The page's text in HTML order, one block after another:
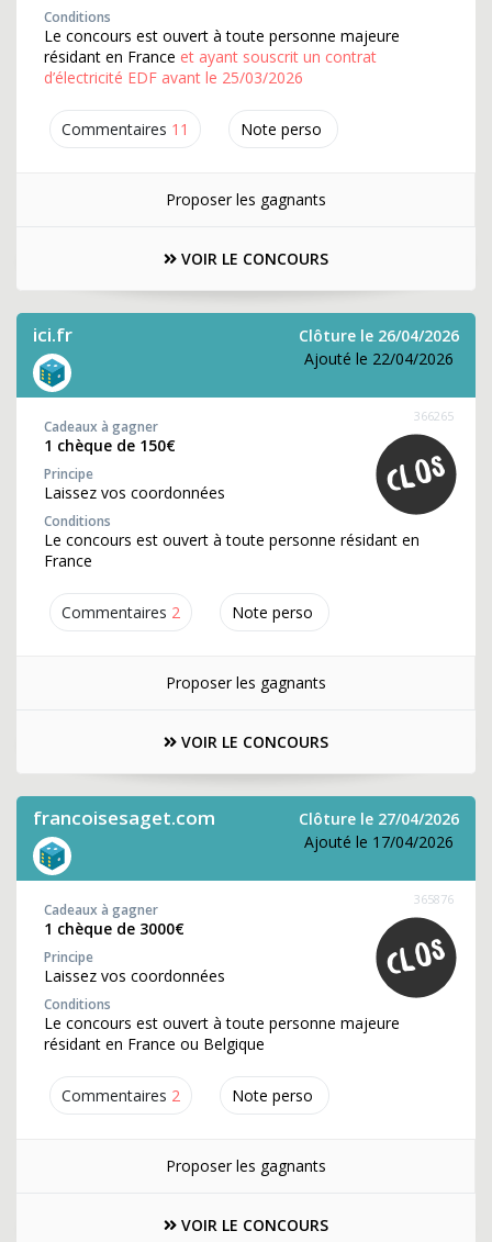
Commentaires 11 Note perso
Conditions
Le concours est ouvert à toute personne majeure
résidant en France et ayant souscrit un contrat
d’électricité EDF avant le 25/03/2026
Proposer les gagnants
VOIR LE CONCOURS
ici.fr
Clôture le 26/04/2026
Ajouté le 22/04/2026
Commentaires 2 Note perso
366265
Cadeaux à gagner
1 chèque de 150€
Principe
Laissez vos coordonnées
Conditions
Le concours est ouvert à toute personne résidant en
France
Proposer les gagnants
VOIR LE CONCOURS
francoisesaget.com
Clôture le 27/04/2026
Ajouté le 17/04/2026
Commentaires 2 Note perso
365876
Cadeaux à gagner
1 chèque de 3000€
Principe
Laissez vos coordonnées
Conditions
Le concours est ouvert à toute personne majeure
résidant en France ou Belgique
Proposer les gagnants
VOIR LE CONCOURS